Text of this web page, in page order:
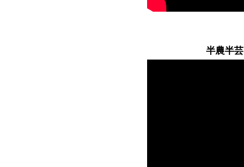
半農半